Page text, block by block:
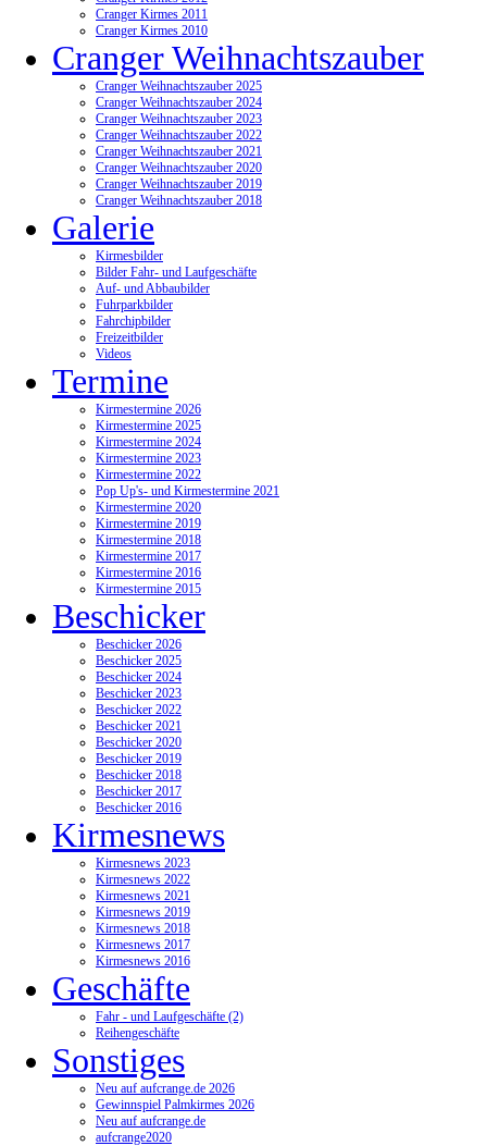
Cranger Kirmes 2011
Cranger Kirmes 2010
Cranger Weihnachtszauber
Cranger Weihnachtszauber 2025
Cranger Weihnachtszauber 2024
Cranger Weihnachtszauber 2023
Cranger Weihnachtszauber 2022
Cranger Weihnachtszauber 2021
Cranger Weihnachtszauber 2020
Cranger Weihnachtszauber 2019
Cranger Weihnachtszauber 2018
Galerie
Kirmesbilder
Bilder Fahr- und Laufgeschäfte
Auf- und Abbaubilder
Fuhrparkbilder
Fahrchipbilder
Freizeitbilder
Videos
Termine
Kirmestermine 2026
Kirmestermine 2025
Kirmestermine 2024
Kirmestermine 2023
Kirmestermine 2022
Pop Up's- und Kirmestermine 2021
Kirmestermine 2020
Kirmestermine 2019
Kirmestermine 2018
Kirmestermine 2017
Kirmestermine 2016
Kirmestermine 2015
Beschicker
Beschicker 2026
Beschicker 2025
Beschicker 2024
Beschicker 2023
Beschicker 2022
Beschicker 2021
Beschicker 2020
Beschicker 2019
Beschicker 2018
Beschicker 2017
Beschicker 2016
Kirmesnews
Kirmesnews 2023
Kirmesnews 2022
Kirmesnews 2021
Kirmesnews 2019
Kirmesnews 2018
Kirmesnews 2017
Kirmesnews 2016
Geschäfte
Fahr - und Laufgeschäfte (2)
Reihengeschäfte
Sonstiges
Neu auf aufcrange.de 2026
Gewinnspiel Palmkirmes 2026
Neu auf aufcrange.de
aufcrange2020